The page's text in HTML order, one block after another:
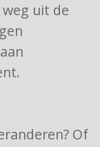
uit de
Of